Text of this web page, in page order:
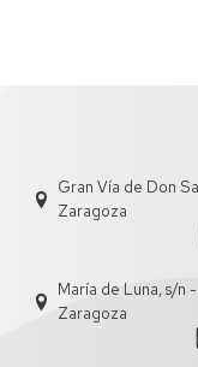
Gran Vía de Don
Zaragoza
María de Luna, s/n
Zaragoza